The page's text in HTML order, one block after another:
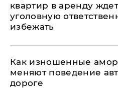
квартир в аренду
уголовную
избежать
Как изношенные
меняют поведение
дороге